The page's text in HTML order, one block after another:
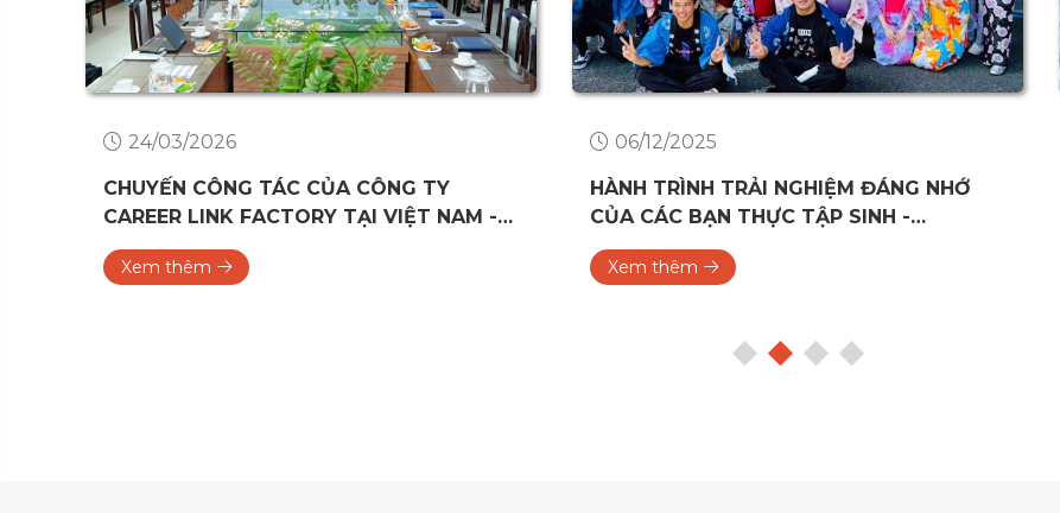
24/03/2026
CHUYẾN CÔNG TÁC CỦA CÔNG TY
CAREER LINK FACTORY TẠI VIỆT NAM -
THĂM VÀ LÀM VIỆC VỚI CÁC TRƯỜNG
CAO ĐẲNG, ĐẠI HỌC
Xem thêm
06/12/2025
HÀNH TRÌNH TRẢI NGHIỆM ĐÁNG NHỚ
CỦA CÁC BẠN THỰC TẬP SINH -
TOKUTEI - INTERNSHIP ĐIỀU DƯỠNG TẠI
YUTOKUKAI, YOKOHAMA
Xem thêm